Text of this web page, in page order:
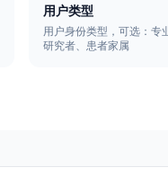
用户类型
用户身份类型，可选：专
研究者、患者家属